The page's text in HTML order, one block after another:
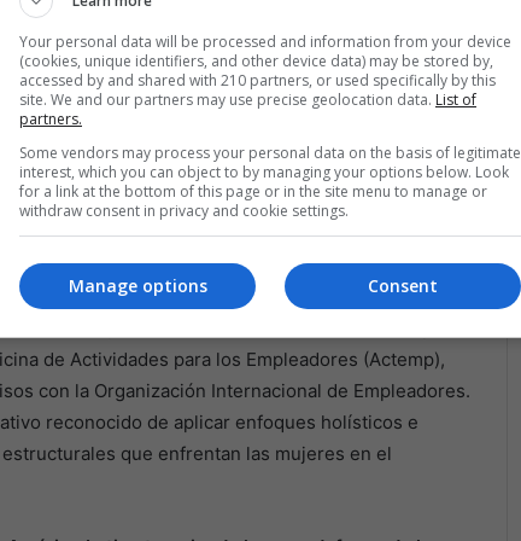
varias oportunidades estratégicas, incluido el
para alentar la participación femenina en el
reducir las brechas salariales de género, eliminar
el espíritu empresarial femenino.
entre gobiernos, organizaciones de
promulgar políticas que reduzcan las disparidades
económico de América Latina y el Caribe,
Género y No Discriminación (GEDI) de la OIT para
de Actividades para los Empleadores (Actemp),
con la Organización Internacional de Empleadores.
reconocido de aplicar enfoques holísticos e
que enfrentan las mujeres en el
Your personal data will be processed and information from your device
(cookies, unique identifiers, and other device data) may be stored by,
accessed by and shared with 210 partners, or used specifically by this
site. We and our partners may use precise geolocation data. List of
partners.
Some vendors may process your personal data on the basis of legitimate
interest, which you can object to by managing your options below. Look
for a link at the bottom of this page or in the site menu to manage or
withdraw consent in privacy and cookie settings.
Consent
Manage options